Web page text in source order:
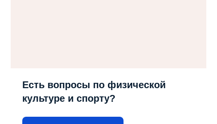
Есть вопросы по физической
культуре и спорту?